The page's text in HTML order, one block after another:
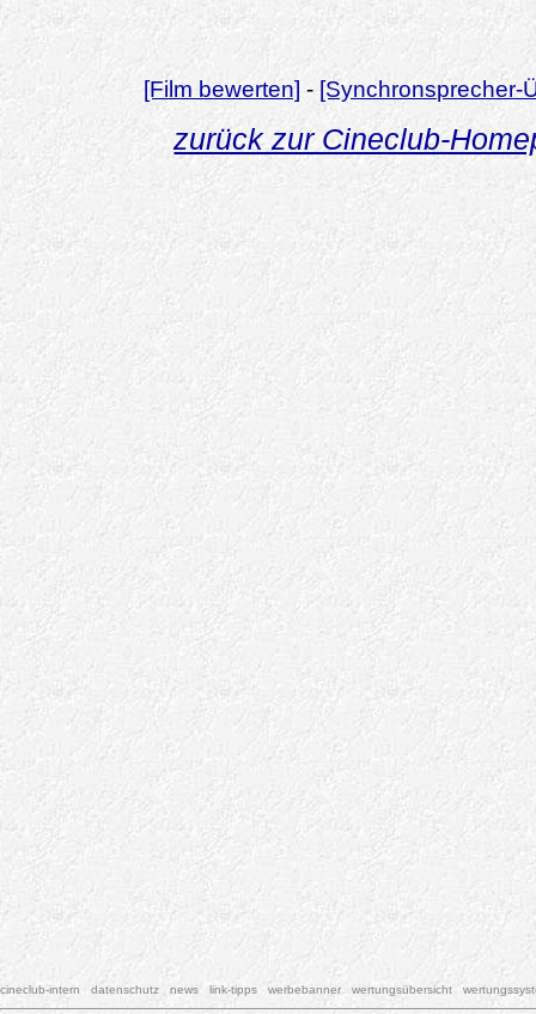
[Film bewerten] - [Synchronsprecher-
zurück zur Cineclub-
cineclub-intern datenschutz news link-tipps werbebanner wertungsübersicht